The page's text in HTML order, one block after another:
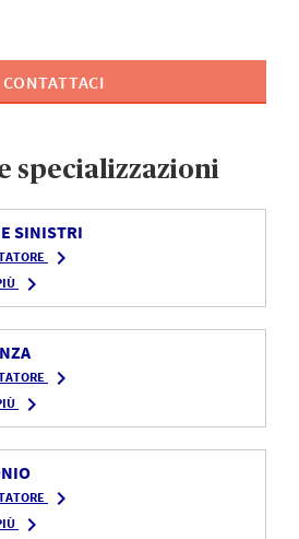
CONTATTACI
specializzazioni
SINISTRI
navigate_next
navigate_next
navigate_next
navigate_next
navigate_next
navigate_next